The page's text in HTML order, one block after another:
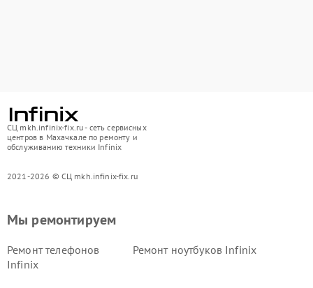
СЦ mkh.infinix-fix.ru - сеть сервисных
центров в Махачкале по ремонту и
обслуживанию техники Infinix
2021-2026 © СЦ mkh.infinix-fix.ru
Мы ремонтируем
Ремонт телефонов
Infinix
Ремонт ноутбуков Infinix